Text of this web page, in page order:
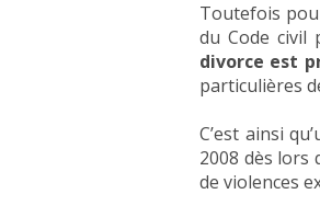
Toutefois
du Code civil
divorce est
particulières
C’est ainsi
2008 dès
de violences